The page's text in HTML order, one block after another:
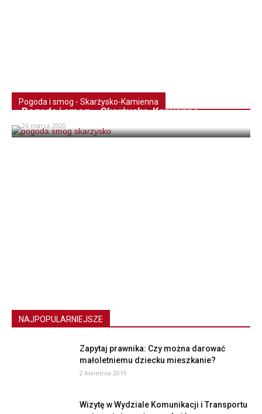
Pogoda i smog - Skarżysko-Kamienna
Pogoda i smog – Skarżysko-Kamienna
26 marca 2020
NAJPOPULARNIEJSZE
Zapytaj prawnika: Czy można darować
małoletniemu dziecku mieszkanie?
2 kwietnia 2019
Wizytę w Wydziale Komunikacji i Transportu